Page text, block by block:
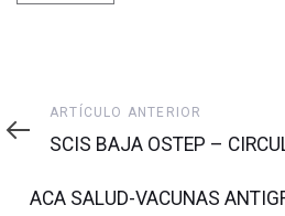
Artículo
anterior
ARTÍCULO ANTERIOR
SCIS BAJA OSTEP –
artículo
ACA SALUD-VACUNAS